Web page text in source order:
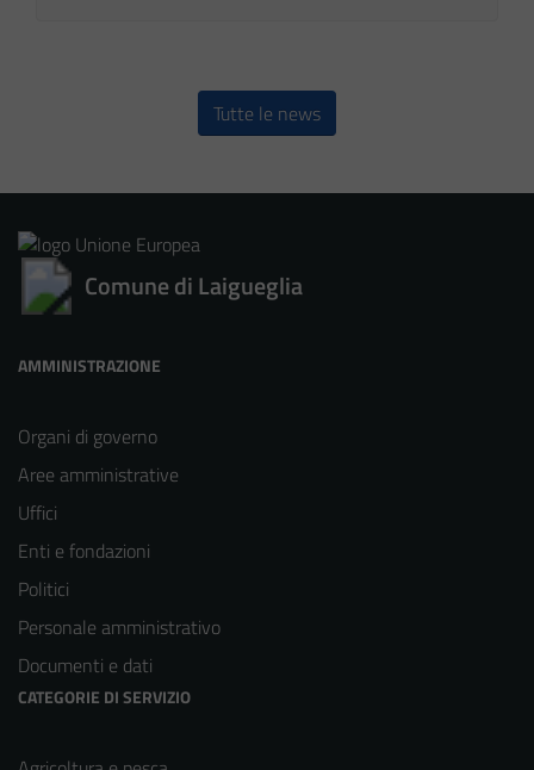
Tutte le news
Comune di Laigueglia
AMMINISTRAZIONE
Organi di governo
Aree amministrative
Uffici
Enti e fondazioni
Politici
Personale amministrativo
Documenti e dati
CATEGORIE DI SERVIZIO